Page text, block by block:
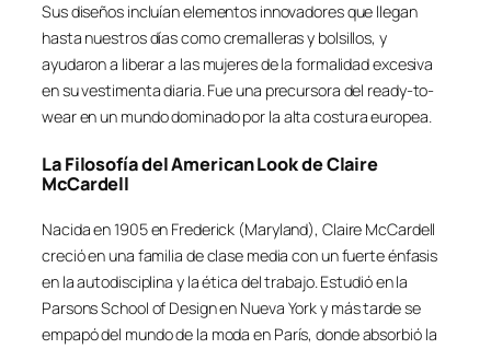
Sus diseños incluían elementos innovadores que llegan
hasta nuestros días como cremalleras y bolsillos, y
ayudaron a liberar a las mujeres de la formalidad excesiva
en su vestimenta diaria. Fue una precursora del ready-to-
wear en un mundo dominado por la alta costura europea.
La Filosofía delAmerican Lookde Claire
McCardell
Nacida en 1905 en Frederick (Maryland), Claire McCardell
creció en una familia de clase media con un fuerte énfasis
en la autodisciplina y la ética del trabajo. Estudió en la
Parsons School of Design en Nueva York y más tarde se
empapó del mundo de la moda en París, donde absorbió la